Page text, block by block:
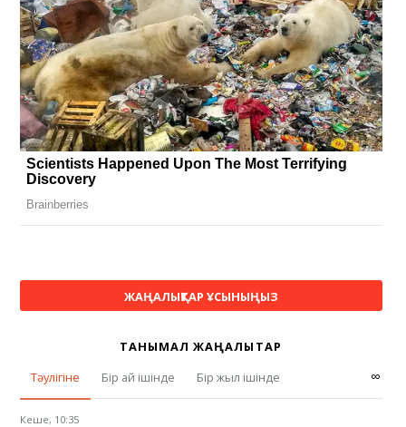
ЖАҢАЛЫҚТАР ҰСЫНЫҢЫЗ
ТАНЫМАЛ ЖАҢАЛЫҚТАР
Тәулігіне
Бір ай ішінде Бір жыл ішінде ∞
Кеше, 10:35